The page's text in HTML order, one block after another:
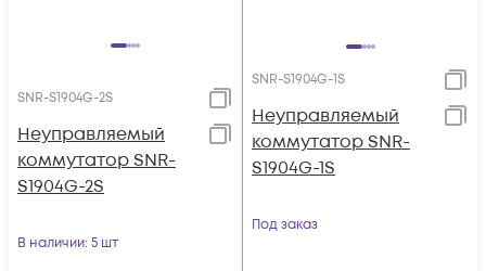
SNR-S1904G-2S
Неуправляемый
коммутатор SNR-
S1904G-2S
В наличии: 5 шт
SNR-S1904G-1S
Неуправляемый
коммутатор SNR-
S1904G-1S
Под заказ